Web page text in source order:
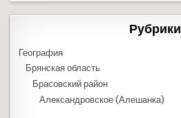
Рубрики
География
Брянская область
Брасовский район
Александровское (Алешанка)